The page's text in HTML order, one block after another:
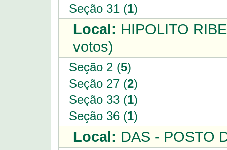
Seção 31 (1)
Local: HIPOLITO
votos)
Seção 2 (5)
Seção 27 (2)
Seção 33 (1)
Seção 36 (1)
Local: DAS - POSTO